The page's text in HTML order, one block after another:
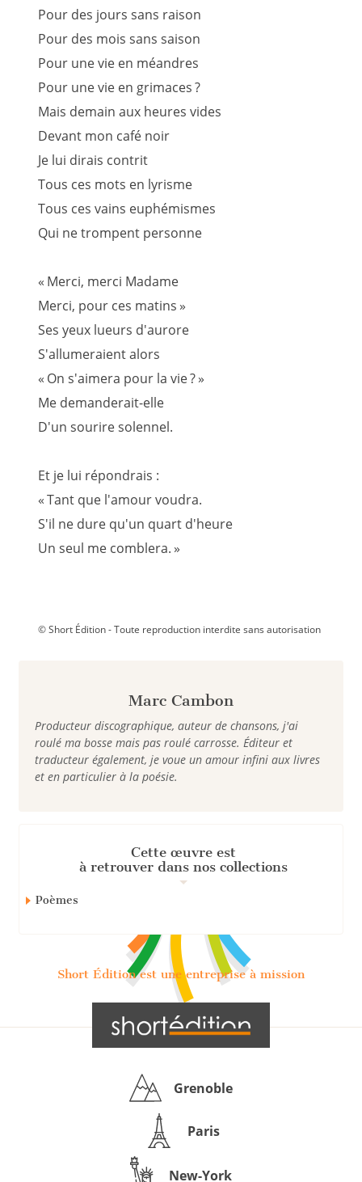
Marc Cambon
Producteur discographique, auteur de chansons, j'ai
roulé ma bosse mais pas roulé carrosse. Éditeur et
traducteur également, je voue un amour infini aux livres
et en particulier à la poésie.
Cette œuvre est
à retrouver dans nos collections
Poèmes
Pour des jours sans raison
Pour des mois sans saison
Pour une vie en méandres
Pour une vie en grimaces ?
Mais demain aux heures vides
Devant mon café noir
Je lui dirais contrit
Tous ces mots en lyrisme
Tous ces vains euphémismes
Qui ne trompent personne
« Merci, merci Madame
Merci, pour ces matins »
Ses yeux lueurs d'aurore
S'allumeraient alors
« On s'aimera pour la vie ? »
Me demanderait-elle
D'un sourire solennel.
Et je lui répondrais :
« Tant que l'amour voudra.
S'il ne dure qu'un quart d'heure
Un seul me comblera. »
© Short Édition - Toute reproduction interdite sans autorisation
Short Édition est une entreprise à mission
Grenoble
Paris
New-York